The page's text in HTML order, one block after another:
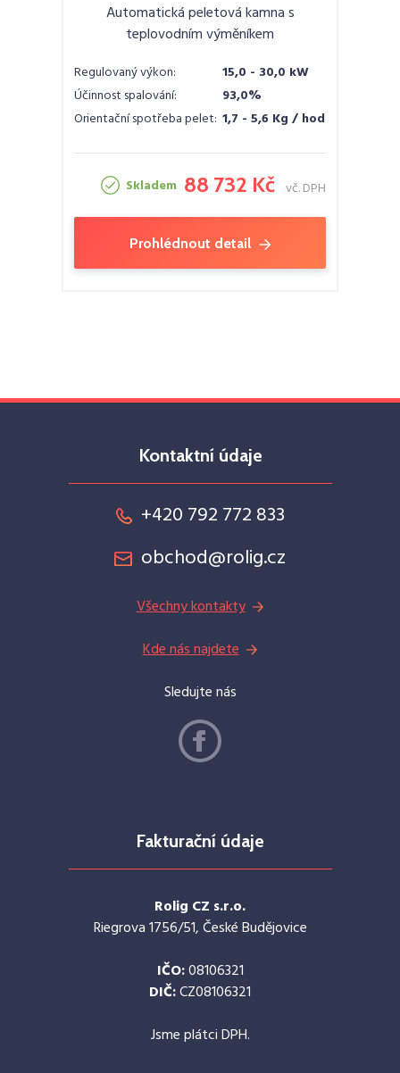
Automatická peletová kamna s
teplovodním výměníkem
Regulovaný výkon:
15,0 - 30,0 kW
Účinnost spalování:
93,0%
Orientační spotřeba pelet: 1,7 - 5,6 Kg / hod
Skladem 88 732 Kč vč. DPH
Prohlédnout detail
Kontaktní údaje
+420 792 772 833
obchod@rolig.cz
Všechny kontakty
Kde nás najdete
Sledujte nás
Fakturační údaje
Rolig CZ s.r.o.
Riegrova 1756/51, České Budějovice
IČO:08106321
DIČ:CZ08106321
Jsme plátci DPH.